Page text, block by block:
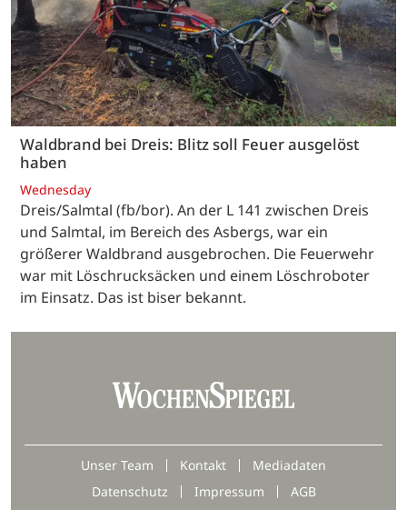
Waldbrand bei Dreis: Blitz soll Feuer ausgelöst
haben
Wednesday
Dreis/Salmtal (fb/bor). An der L 141 zwischen Dreis
und Salmtal, im Bereich des Asbergs, war ein
größerer Waldbrand ausgebrochen. Die Feuerwehr
war mit Löschrucksäcken und einem Löschroboter
im Einsatz. Das ist biser bekannt.
Unser Team Kontakt
Mediadaten
Datenschutz
Impressum
AGB